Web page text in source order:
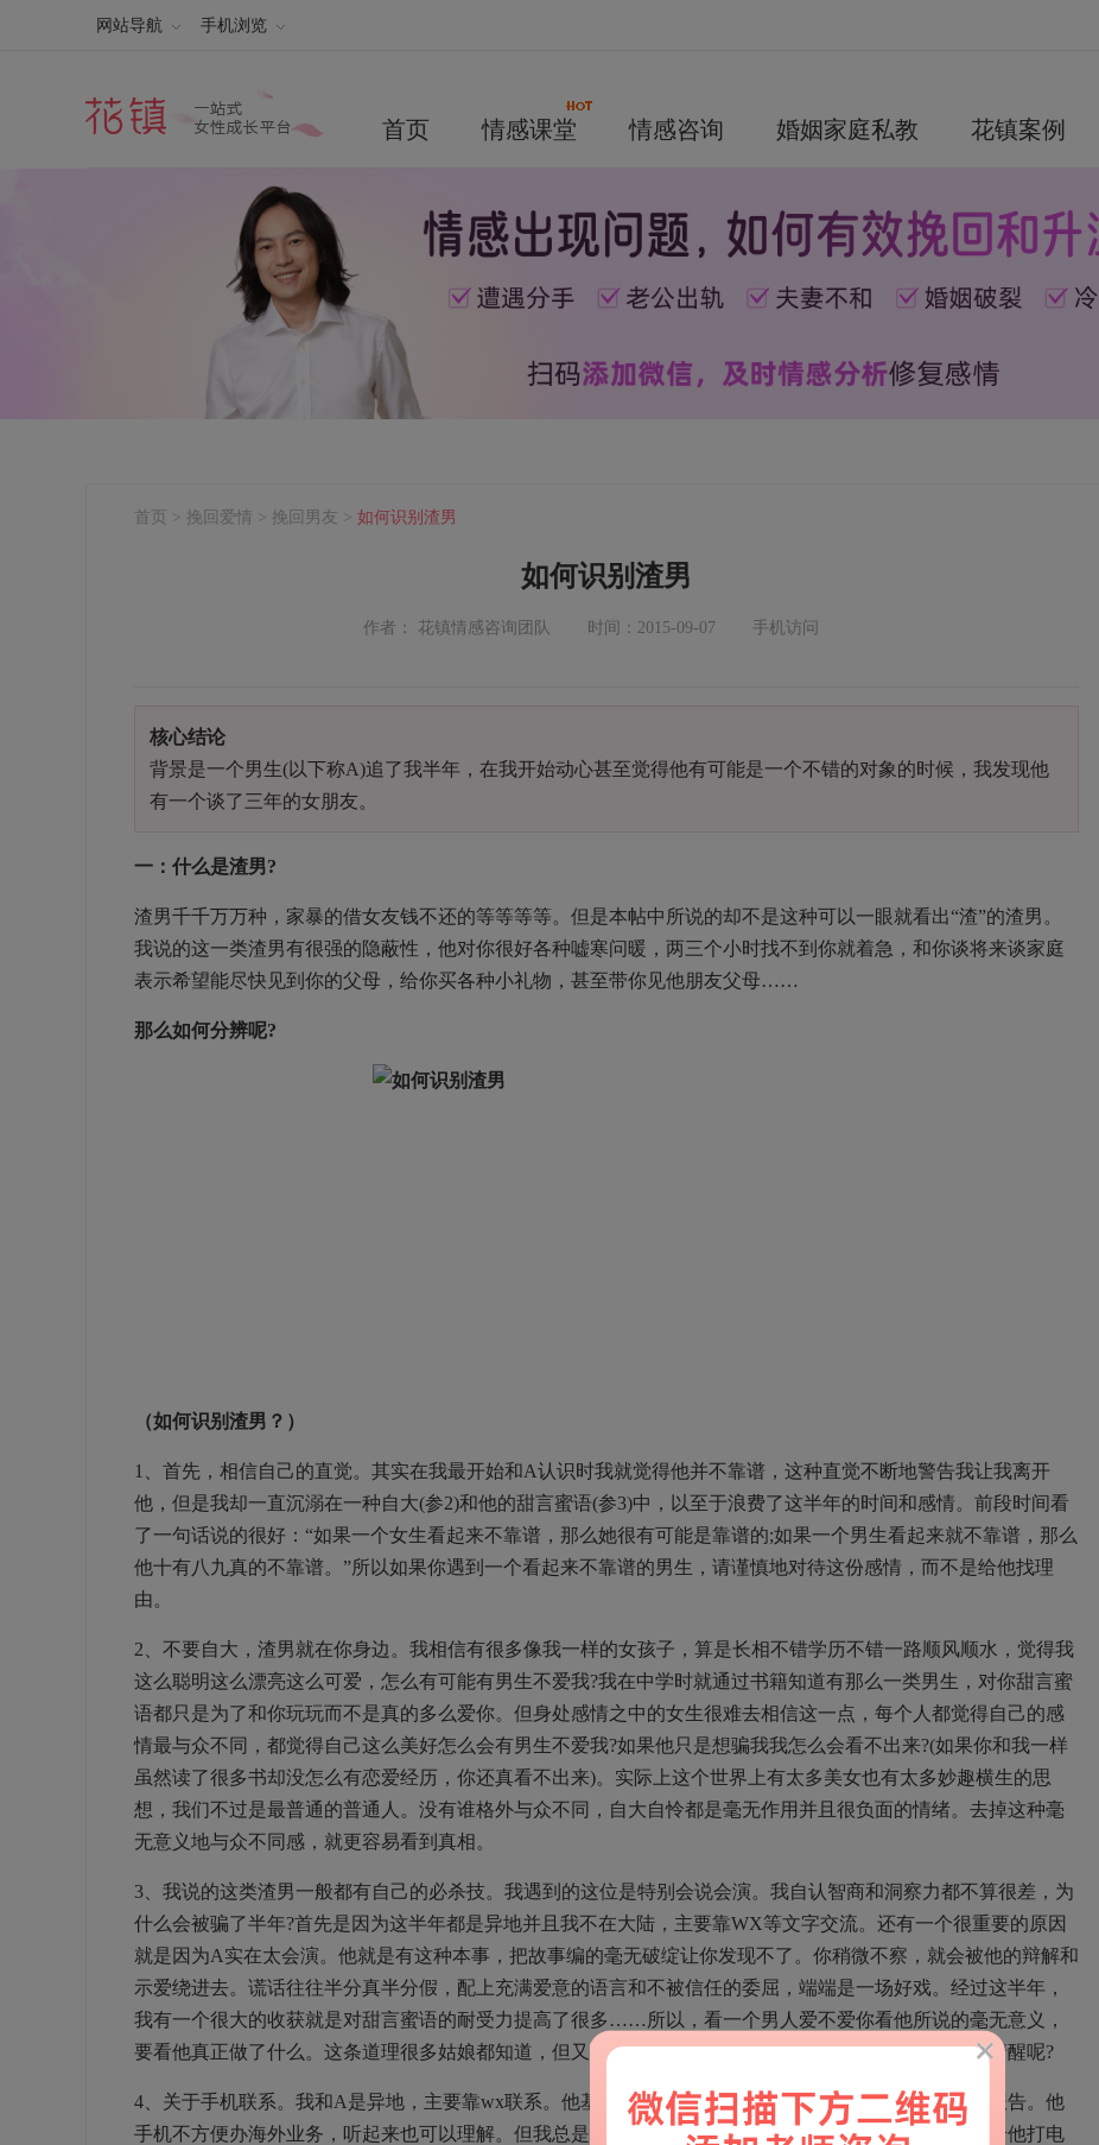
网站导航 手机浏览
首页 情感课堂 情感咨询 婚姻家庭私教 花镇案例
首页 > 挽回爱情 > 挽回男友 > 如何识别渣男
如何识别渣男
作者： 花镇情感咨询团队 时间：2015-09-07 手机访问
核心结论
背景是一个男生(以下称A)追了我半年，在我开始动心甚至觉得他有可能是一个不错的对象的时候，我发现他
有一个谈了三年的女朋友。
一：什么是渣男?
渣男千千万万种，家暴的借女友钱不还的等等等等。但是本帖中所说的却不是这种可以一眼就看出“渣”的渣男。
我说的这一类渣男有很强的隐蔽性，他对你很好各种嘘寒问暖，两三个小时找不到你就着急，和你谈将来谈家庭
表示希望能尽快见到你的父母，给你买各种小礼物，甚至带你见他朋友父母……
那么如何分辨呢?
（如何识别渣男？）
1、首先，相信自己的直觉。其实在我最开始和A认识时我就觉得他并不靠谱，这种直觉不断地警告我让我离开
他，但是我却一直沉溺在一种自大(参2)和他的甜言蜜语(参3)中，以至于浪费了这半年的时间和感情。前段时间看
了一句话说的很好：“如果一个女生看起来不靠谱，那么她很有可能是靠谱的;如果一个男生看起来就不靠谱，那么
他十有八九真的不靠谱。”所以如果你遇到一个看起来不靠谱的男生，请谨慎地对待这份感情，而不是给他找理
由。
2、不要自大，渣男就在你身边。我相信有很多像我一样的女孩子，算是长相不错学历不错一路顺风顺水，觉得我
这么聪明这么漂亮这么可爱，怎么有可能有男生不爱我?我在中学时就通过书籍知道有那么一类男生，对你甜言蜜
语都只是为了和你玩玩而不是真的多么爱你。但身处感情之中的女生很难去相信这一点，每个人都觉得自己的感
情最与众不同，都觉得自己这么美好怎么会有男生不爱我?如果他只是想骗我我怎么会看不出来?(如果你和我一样
虽然读了很多书却没怎么有恋爱经历，你还真看不出来)。实际上这个世界上有太多美女也有太多妙趣横生的思
想，我们不过是最普通的普通人。没有谁格外与众不同，自大自怜都是毫无作用并且很负面的情绪。去掉这种毫
无意义地与众不同感，就更容易看到真相。
3、我说的这类渣男一般都有自己的必杀技。我遇到的这位是特别会说会演。我自认智商和洞察力都不算很差，为
什么会被骗了半年?首先是因为这半年都是异地并且我不在大陆，主要靠WX等文字交流。还有一个很重要的原因
就是因为A实在太会演。他就是有这种本事，把故事编的毫无破绽让你发现不了。你稍微不察，就会被他的辩解和
示爱绕进去。谎话往往半分真半分假，配上充满爱意的语言和不被信任的委屈，端端是一场好戏。经过这半年，
我有一个很大的收获就是对甜言蜜语的耐受力提高了很多……所以，看一个男人爱不爱你看他所说的毫无意义，
要看他真正做了什么。这条道理很多姑娘都知道，但又有几个姑娘能够在一遍遍的甜言蜜语中还能保持清醒呢?
4、关于手机联系。我和A是异地，主要靠wx联系。他基本上从未不联系我超过2个小时，生活细节尽数报告。他
手机不方便办海外业务，听起来也可以理解。但我总是觉得哪里不对。他给我打电话可以说蛮久，而我给他打电